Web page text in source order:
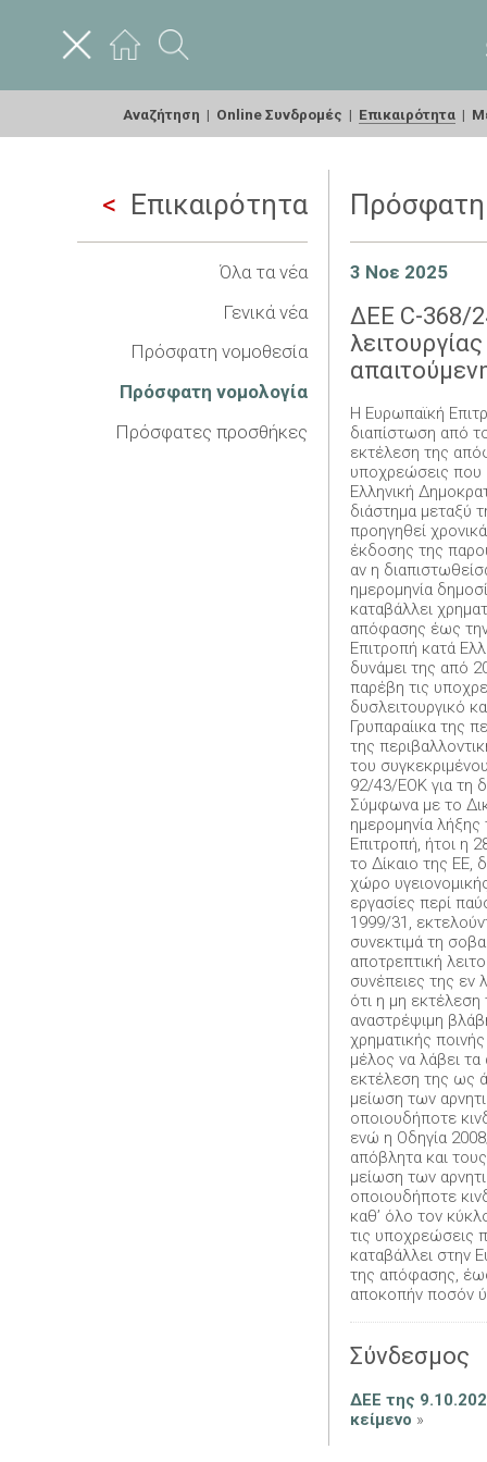
Αναζήτηση | Online Συνδρομές | Επικαιρότητα |
Επικαιρότητα
Όλα τα νέα
Γενικά νέα
Πρόσφατη νομοθεσία
Πρόσφατη νομολογία
Πρόσφατες προσθήκες
Πρόσφατη
3 Νοε 2025
ΔΕΕ C-368/
Η Ευρωπαϊκή
διαπίστωση από
εκτέλεση της
υποχρεώσεις που
Ελληνική
διάστημα μεταξύ
προηγηθεί
έκδοσης της
αν η
ημερομηνία
καταβάλλει
απόφασης έως
Επιτροπή κατά
δυνάμει της από
παρέβη τις
δυσλειτουργικό
Γρυπαραίικα της
της
του
92/43/ΕΟΚ για τη
Σύμφωνα με το
ημερομηνία
Επιτροπή, ήτοι η
το Δίκαιο της ΕΕ,
χώρο
εργασίες περί
1999/31,
συνεκτιμά τη
αποτρεπτική
συνέπειες της εν
ότι η μη
αναστρέψιμη
χρηματικής
μέλος να λάβει τα
εκτέλεση της ως
μείωση των
οποιουδήποτε
ενώ η Οδηγία
απόβλητα και
μείωση των
οποιουδήποτε
καθ’ όλο τον
τις υποχρεώσεις
καταβάλλει στην
της απόφασης,
αποκοπήν ποσόν
Σύνδεσμος
ΔΕΕ της
κείμενο »